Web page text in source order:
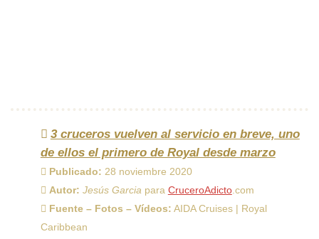
3 cruceros vuelven al servicio en breve, uno
de ellos el primero de Royal desde marzo
Publicado: 28 noviembre 2020
Autor: Jesús Garcia para CruceroAdicto.com
Fuente – Fotos – Vídeos: AIDA Cruises | Royal
Caribbean